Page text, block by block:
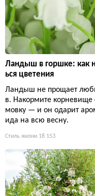
Ландыш в горшке: как
ься цветения
Ландыш не прощает
в. Накормите корневище
мовку — и он одарит
ида на всю весну.
Стиль жизни 18 153